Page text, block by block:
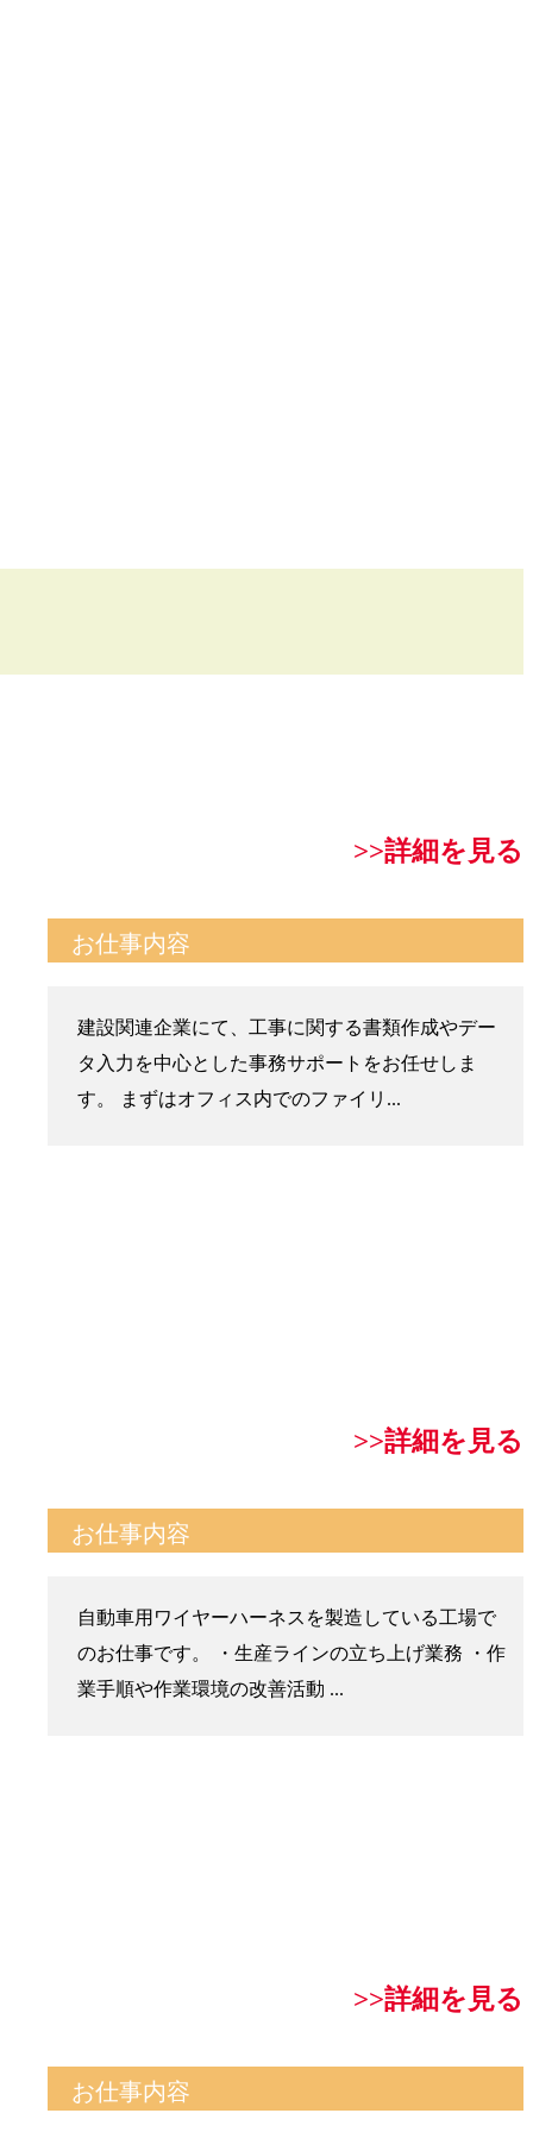
>>詳細を見る
お仕事内容
建設関連企業にて、工事に関する書類作成やデー
タ入力を中心とした事務サポートをお任せしま
す。 まずはオフィス内でのファイリ...
>>詳細を見る
お仕事内容
自動車用ワイヤーハーネスを製造している工場で
のお仕事です。 ・生産ラインの立ち上げ業務 ・作
業手順や作業環境の改善活動 ...
>>詳細を見る
お仕事内容